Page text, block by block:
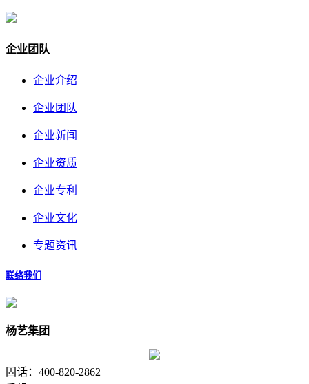
企业团队
企业介绍
企业团队
企业新闻
企业资质
企业专利
企业文化
专题资讯
联络我们
杨艺集团
固话：400-820-2862